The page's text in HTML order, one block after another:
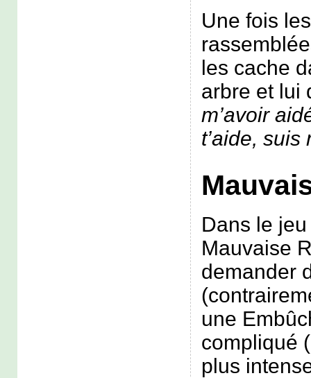
Une fois
les cache
arbre et lui
m’avoir
t’aide, suis
Dans le
Mauvaise
demander
une
compliqué
plus